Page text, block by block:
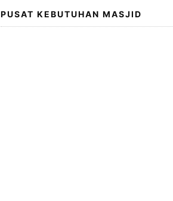
PUSAT KEBUTUHAN MASJID